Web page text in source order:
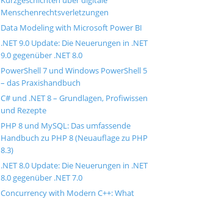
Menschenrechtsverletzungen
Data Modeling with Microsoft Power BI
.NET 9.0 Update: Die Neuerungen in .NET
9.0 gegenüber .NET 8.0
PowerShell 7 und Windows PowerShell 5
– das Praxishandbuch
C# und .NET 8 – Grundlagen, Profiwissen
und Rezepte
PHP 8 und MySQL: Das umfassende
Handbuch zu PHP 8 (Neuauflage zu PHP
8.3)
.NET 8.0 Update: Die Neuerungen in .NET
8.0 gegenüber .NET 7.0
Concurrency with Modern C++: What